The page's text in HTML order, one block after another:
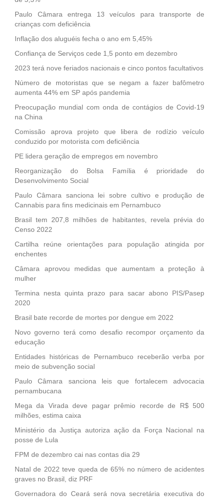
Paulo Câmara entrega 13 veículos para transporte de
crianças com deficiência
Inflação dos aluguéis fecha o ano em 5,45%
Confiança de Serviços cede 1,5 ponto em dezembro
2023 terá nove feriados nacionais e cinco pontos facultativos
Número de motoristas que se negam a fazer bafômetro
aumenta 44% em SP após pandemia
Preocupação mundial com onda de contágios de Covid-19
na China
Comissão aprova projeto que libera de rodízio veículo
conduzido por motorista com deficiência
PE lidera geração de empregos em novembro
Reorganização do Bolsa Família é prioridade do
Desenvolvimento Social
Paulo Câmara sanciona lei sobre cultivo e produção de
Cannabis para fins medicinais em Pernambuco
Brasil tem 207,8 milhões de habitantes, revela prévia do
Censo 2022
Cartilha reúne orientações para população atingida por
enchentes
Câmara aprovou medidas que aumentam a proteção à
mulher
Termina nesta quinta prazo para sacar abono PIS/Pasep
2020
Brasil bate recorde de mortes por dengue em 2022
Novo governo terá como desafio recompor orçamento da
educação
Entidades históricas de Pernambuco receberão verba por
meio de subvenção social
Paulo Câmara sanciona leis que fortalecem advocacia
pernambucana
Mega da Virada deve pagar prêmio recorde de R$ 500
milhões, estima caixa
Ministério da Justiça autoriza ação da Força Nacional na
posse de Lula
FPM de dezembro cai nas contas dia 29
Natal de 2022 teve queda de 65% no número de acidentes
graves no Brasil, diz PRF
Governadora do Ceará será nova secretária executiva do